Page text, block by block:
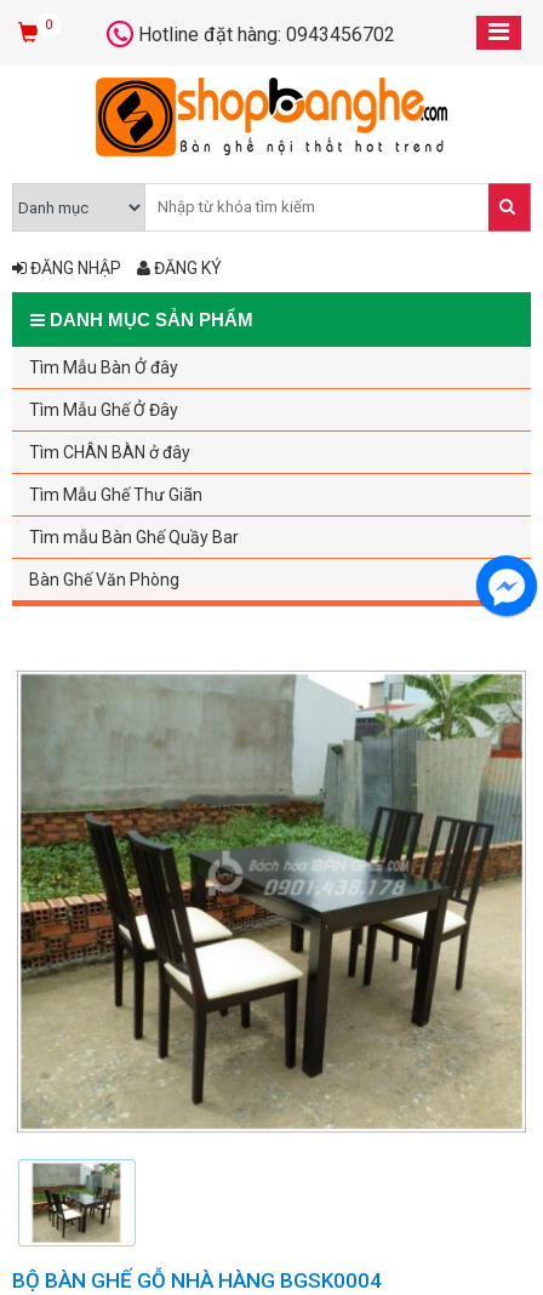
0 Hotline đặt hàng: 0943456702
ĐĂNG NHẬP ĐĂNG KÝ
DANH MỤC SẢN PHẨM
Tìm Mẫu Bàn Ở đây
Tìm Mẫu Ghế Ở Đây
Tìm CHÂN BÀN ở đây
Tìm Mẫu Ghế Thư Giãn
Tìm mẫu Bàn Ghế Quầy Bar
Bàn Ghế Văn Phòng
BỘ BÀN GHẾ GỖ NHÀ HÀNG BGSK0004​